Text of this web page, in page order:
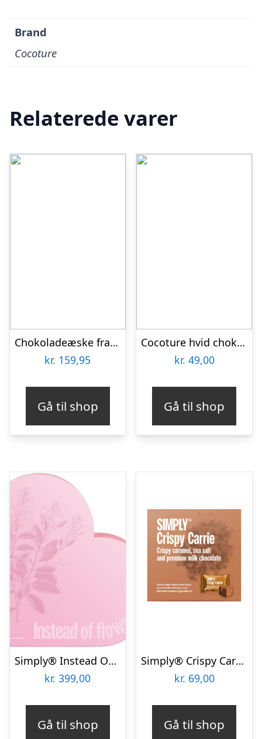
Brand
Cocoture
Relaterede varer
Chokoladeæske fra Cocoture i sort – 225g
kr. 159,95
Gå til shop
Cocoture hvid chokolade med karamel og havsalt – 90g
kr. 49,00
Gå til shop
Simply® Instead OF Flowers Chokoladeæske (400g)
kr. 399,00
Gå til shop
Simply® Crispy Carrie Chokoladeæske (90g)
kr. 69,00
Gå til shop